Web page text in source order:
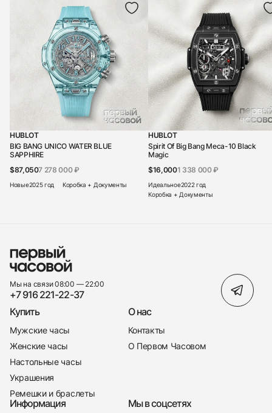
HUBLOT
BIG BANG UNICO WATER BLUE
SAPPHIRE
$87,0507 278 000 ₽
Новые2025 год Коробка + Документы
HUBLOT
Spirit Of Big Bang Meca-10 Black
Magic
$16,0001 338 000 ₽
Идеальное2022 год
Коробка + Документы
Мы на связи 08:00 — 22:00
+7 916 221-22-37
Купить
Мужские часы
Женские часы
Настольные часы
Украшения
Ремешки и браслеты
О нас
Контакты
О Первом Часовом
Информация Мы в соцсетях